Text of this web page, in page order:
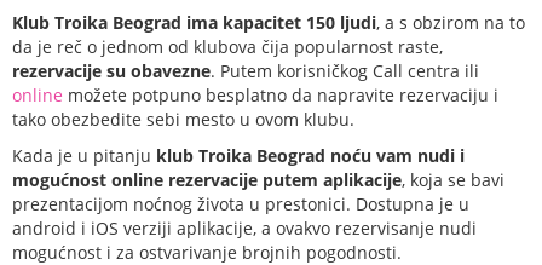
Klub Troika Beograd ima kapacitet 150 ljudi, a s obzirom na to
da je reč o jednom od klubova čija popularnost raste,
rezervacije su obavezne. Putem korisničkog Call centra ili
online možete potpuno besplatno da napravite rezervaciju i
tako obezbedite sebi mesto u ovom klubu.
Kada je u pitanju klub Troika Beograd noću vam nudi i
mogućnost online rezervacije putem aplikacije, koja se bavi
prezentacijom noćnog života u prestonici. Dostupna je u
android i iOS verziji aplikacije, a ovakvo rezervisanje nudi
mogućnost i za ostvarivanje brojnih pogodnosti.